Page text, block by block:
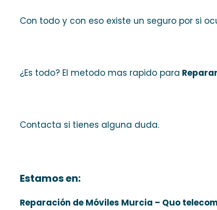
Con todo y con eso existe un seguro por si
¿Es todo? El metodo mas rapido para
Contacta si tienes alguna duda.
Estamos en:
Reparación de Móviles Murcia – Quo telecom